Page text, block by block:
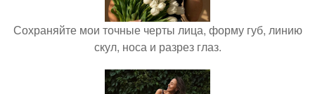
Сохраняйте мои точные черты лица, форму губ, линию
скул, носа и разрез глаз.